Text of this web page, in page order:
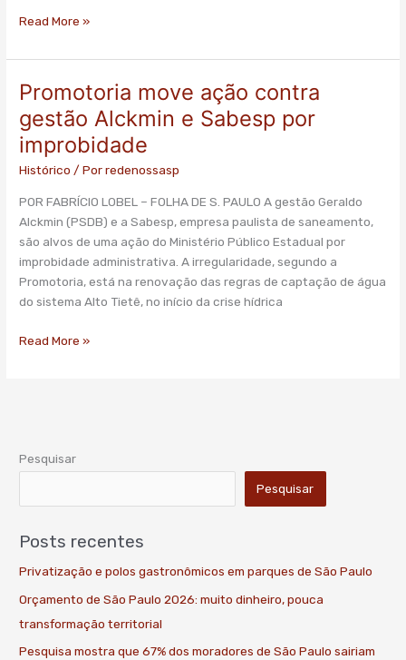
Read More »
Promotoria move ação contra
gestão Alckmin e Sabesp por
improbidade
Histórico / Porredenossasp
POR FABRÍCIO LOBEL – FOLHA DE S. PAULO A gestão Geraldo
Alckmin (PSDB) e a Sabesp, empresa paulista de saneamento,
são alvos de uma ação do Ministério Público Estadual por
improbidade administrativa. A irregularidade, segundo a
Promotoria, está na renovação das regras de captação de água
do sistema Alto Tietê, no início da crise hídrica
Promotoria
ação
contra
gestão
e
Sabesp
por
improbidade
Read More »
Pesquisar
Pesquisar
Posts recentes
Privatização e polos gastronômicos em parques de São Paulo
Orçamento de São Paulo 2026: muito dinheiro, pouca
transformação territorial
Pesquisa mostra que 67% dos moradores de São Paulo sairiam